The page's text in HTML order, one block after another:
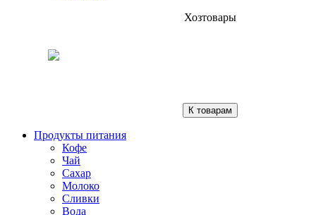
Хозтовары
К товарам
Продукты питания
Кофе
Чай
Сахар
Молоко
Сливки
Вода